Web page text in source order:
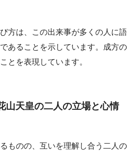
方は、この出来事が多くの人に語
あることを示しています。成方の
とを表現しています。
山天皇の二人の立場と心情
ものの、互いを理解し合う二人の